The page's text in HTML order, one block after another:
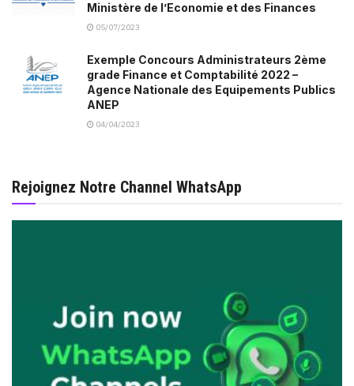
Ministère de l’Economie et des Finances
05/07/2023
Exemple Concours Administrateurs 2ème
grade Finance et Comptabilité 2022 –
Agence Nationale des Equipements Publics
ANEP
04/04/2023
Rejoignez Notre Channel WhatsApp